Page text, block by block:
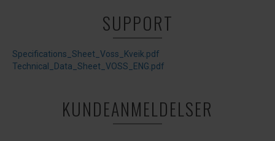
SUPPORT
Specifications_Sheet_Voss_Kveik.pdf
Technical_Data_Sheet_VOSS_ENG.pdf
KUNDEANMELDELSER